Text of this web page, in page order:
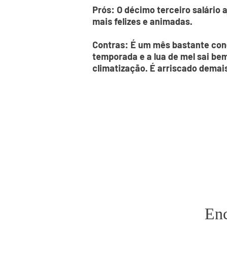
Prós: O décimo terceiro salário
mais felizes e animadas.
Contras: É um mês bastante
temporada e a lua de mel sai
climatização. É arriscado